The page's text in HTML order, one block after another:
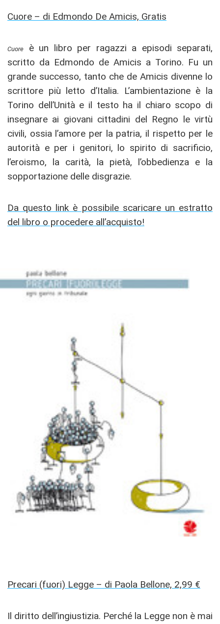
Cuore – di Edmondo De Amicis, Gratis
Cuore
è un libro per ragazzi a episodi separati,
scritto da Edmondo de Amicis a Torino. Fu un
grande successo, tanto che de Amicis divenne lo
scrittore più letto d’Italia. L’ambientazione è la
Torino dell’Unità e il testo ha il chiaro scopo di
insegnare ai giovani cittadini del Regno le virtù
civili, ossia l’amore per la patria, il rispetto per le
autorità e per i genitori, lo spirito di sacrificio,
l’eroismo, la carità, la pietà, l’obbedienza e la
sopportazione delle disgrazie.
Da questo link è possibile scaricare un estratto
del libro o procedere all’acquisto!
Precari (fuori) Legge – di Paola Bellone, 2,99 €
Il diritto dell’ingiustizia. Perché la Legge non è mai